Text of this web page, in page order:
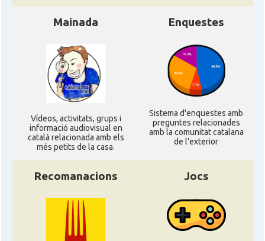
Mainada
Ví­deos, activitats, grups i
informació audiovisual en
català relacionada amb els
més petits de la casa.
Enquestes
Sistema d'enquestes amb
preguntes relacionades
amb la comunitat catalana
de l'exterior
Recomanacions Jocs